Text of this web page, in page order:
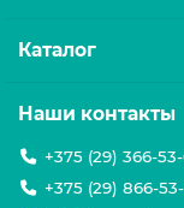
Каталог
Наши контакты
+375 (29) 366-
+375 (29) 866-